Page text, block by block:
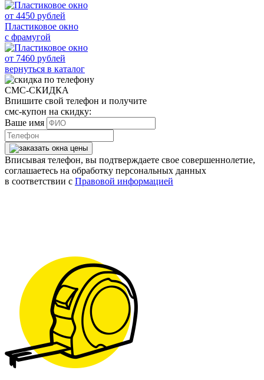
от 4450 рублей
Пластиковое окно
с фрамугой
от 7460 рублей
вернуться в каталог
СМС-СКИДКА
Впишите свой телефон и получите
смс-купон на скидку:
Ваше имя
Вписывая телефон, вы подтверждаете свое совершеннолетие,
соглашаетесь на обработку персональных данных
в соответствии с Правовой информацией